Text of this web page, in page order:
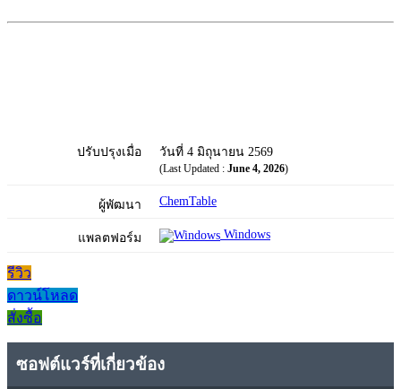
ปรับปรุงเมื่อ วันที่ 4 มิถุนายน 2569
(Last Updated : June 4, 2026)
ผู้พัฒนา ChemTable
แพลตฟอร์ม Windows
รีวิว
ดาวน์โหลด
สั่งซื้อ
ซอฟต์แวร์ที่เกี่ยวข้อง